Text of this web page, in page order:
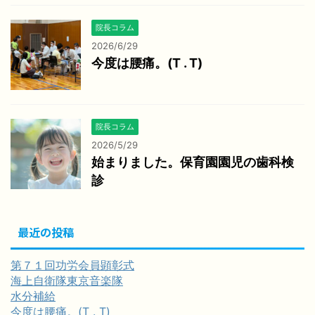
院長コラム
2026/6/29
今度は腰痛。(T . T)
院長コラム
2026/5/29
始まりました。保育園園児の歯科検
診
最近の投稿
第７１回功労会員顕彰式
海上自衛隊東京音楽隊
水分補給
今度は腰痛。(T . T)